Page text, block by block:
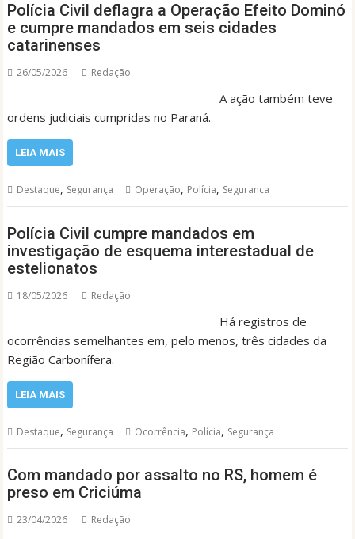
Polícia Civil deflagra a Operação Efeito Dominó
e cumpre mandados em seis cidades
catarinenses
26/05/2026 Redação
A ação também teve
ordens judiciais cumpridas no Paraná.
LEIA MAIS
Destaque, Segurança Operação, Polícia, Seguranca
Polícia Civil cumpre mandados em
investigação de esquema interestadual de
estelionatos
18/05/2026 Redação
Há registros de
ocorrências semelhantes em, pelo menos, três cidades da
Região Carbonífera.
LEIA MAIS
Destaque, Segurança Ocorrência, Polícia, Segurança
Com mandado por assalto no RS, homem é
preso em Criciúma
23/04/2026 Redação